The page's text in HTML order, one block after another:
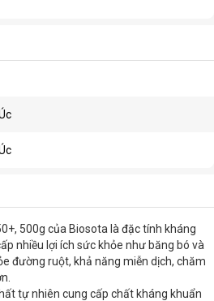
500g của Biosota là đặc tính kháng
nhiều lợi ích sức khỏe như băng bó và
đường ruột, khả năng miễn dịch, chăm
tự nhiên cung cấp chất kháng khuẩn